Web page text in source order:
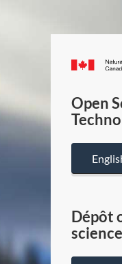
Open
Dépôt